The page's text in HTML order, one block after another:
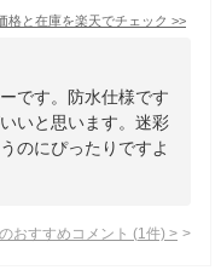
格と在庫を楽天でチェック >>
です。防水仕様です
いと思います。迷彩
のにぴったりですよ
おすすめコメント (1 件) >